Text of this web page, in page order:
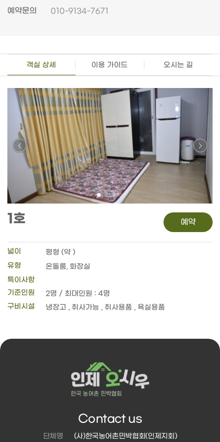
예약문의
010-9134-7671
객실 상세 이용 가이드 오시는 길
1호 예약
넓이
평형 (약 )
유형
온돌룸, 화장실
특이사항
기준인원
2명 / 최대인원 : 4명
구비시설
Contact us
단체명 (사)한국농어촌민박협회(인제지회)